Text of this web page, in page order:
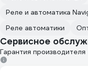
Реле и автоматика
Реле автоматики
Сервисное
Гарантия производителя